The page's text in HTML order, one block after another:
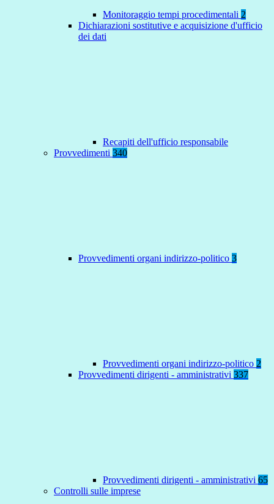
Monitoraggio tempi procedimentali 2
Dichiarazioni sostitutive e acquisizione d'ufficio
dei dati
Recapiti dell'ufficio responsabile
Provvedimenti 340
Provvedimenti organi indirizzo-politico 3
Provvedimenti organi indirizzo-politico 2
Provvedimenti dirigenti - amministrativi 337
Provvedimenti dirigenti - amministrativi 65
Controlli sulle imprese